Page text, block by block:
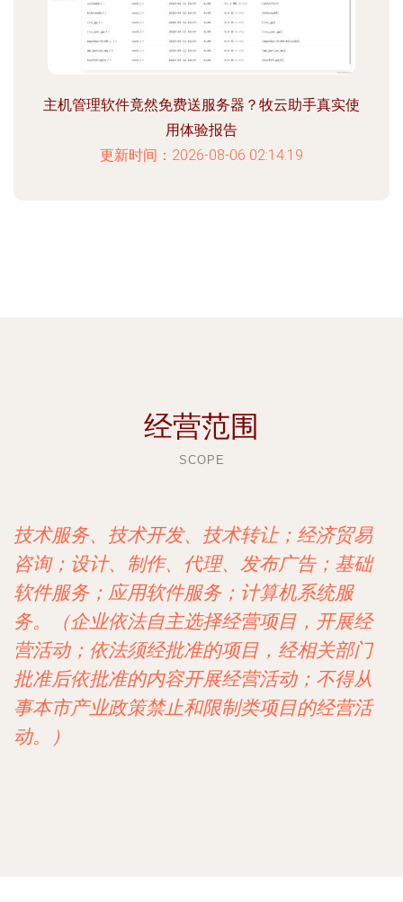
主机管理软件竟然免费送服务器？牧云助手真实使
用体验报告
更新时间：2026-08-06 02:14:19
经营范围
SCOPE
技术服务、技术开发、技术转让；经济贸易
咨询；设计、制作、代理、发布广告；基础
软件服务；应用软件服务；计算机系统服
务。（企业依法自主选择经营项目，开展经
营活动；依法须经批准的项目，经相关部门
批准后依批准的内容开展经营活动；不得从
事本市产业政策禁止和限制类项目的经营活
动。）